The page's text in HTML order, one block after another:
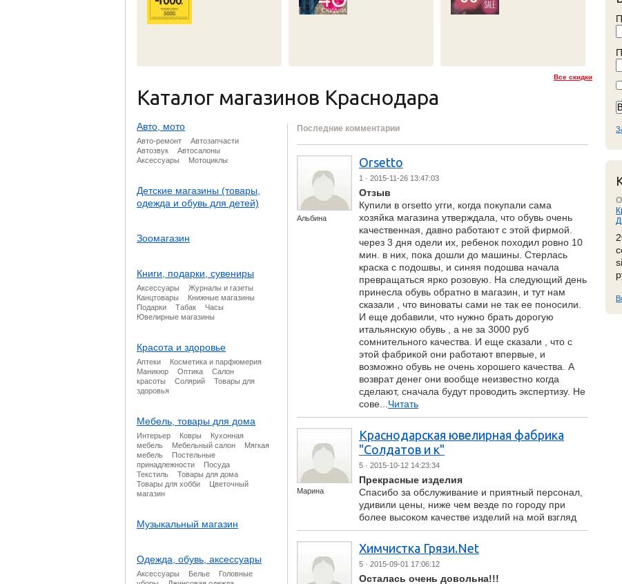
Все скидки
Каталог магазинов Краснодара
Авто, мото
Авто-ремонт
Автозапчасти
Автозвук
Автосалоны
Аксессуары
Мотоциклы
Детские магазины (товары,
одежда и обувь для детей)
Зоомагазин
Книги, подарки, сувениры
Аксессуары
Журналы и газеты
Канцтовары
Книжные магазины
Подарки
Табак
Часы
Ювелирные магазины
Красота и здоровье
Аптеки
Косметика и парфюмерия
Маникюр
Оптика
Салон
красоты
Солярий
Товары для
здоровья
Мебель, товары для дома
Интерьер Ковры
Кухонная
мебель
Мебельный салон
Мягкая
мебель
Постельные
принадлежности
Посуда
Текстиль
Товары для дома
Товары для хобби
Цветочный
магазин
Музыкальный магазин
Одежда, обувь, аксессуары
Аксессуары Белье
Головные
Последние комментарии
Альбина
Orsetto
1 · 2015-11-26 13:47:03
Отзыв
Купили в orsetto угги, когда покупали сама
хозяйка магазина утверждала, что обувь очень
качественная, давно работают с этой фирмой.
через 3 дня одели их, ребенок походил ровно 10
мин. в них, пока дошли до машины. Стерлась
краска с подошвы, и синяя подошва начала
превращаться ярко розовую. На следующий день
принесла обувь обратно в магазин, и тут нам
сказали , что виноваты сами не так ее поносили.
И еще добавили, что нужно брать дорогую
итальянскую обувь , а не за 3000 руб
сомнительного качества. И еще сказали , что с
этой фабрикой они работают впервые, и
возможно обувь не очень хорошего качества. А
возврат денег они вообще неизвестно когда
сделают, сначала будут проводить экспертизу. Не
сове... Читать
Марина
Краснодарская ювелирная фабрика
"Солдатов и к"
5· 2015-10-12 14:23:34
Прекрасные изделия
Спасибо за обслуживание и приятный персонал,
удивили цены, ниже чем везде по городу при
более высоком качестве изделий на мой взгляд
Химчистка Грязи.Net
5· 2015-09-01 17:06:12
Осталась очень довольна!!!